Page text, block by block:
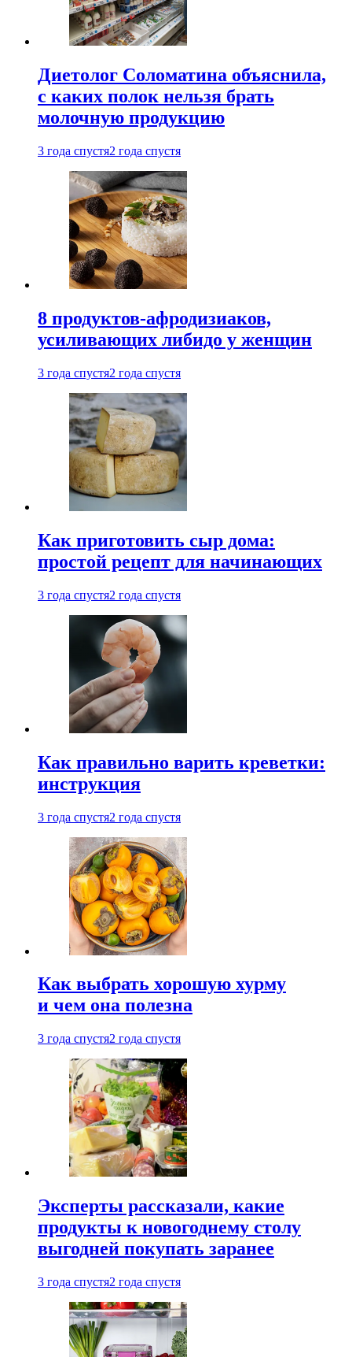
Диетолог Соломатина объяснила,
с каких полок нельзя брать
молочную продукцию
3 года спустя2 года спустя
8 продуктов-афродизиаков,
усиливающих либидо у женщин
3 года спустя2 года спустя
Как приготовить сыр дома:
простой рецепт для начинающих
3 года спустя2 года спустя
Как правильно варить креветки:
инструкция
3 года спустя2 года спустя
Как выбрать хорошую хурму
и чем она полезна
3 года спустя2 года спустя
Эксперты рассказали, какие
продукты к новогоднему столу
выгодней покупать заранее
3 года спустя2 года спустя